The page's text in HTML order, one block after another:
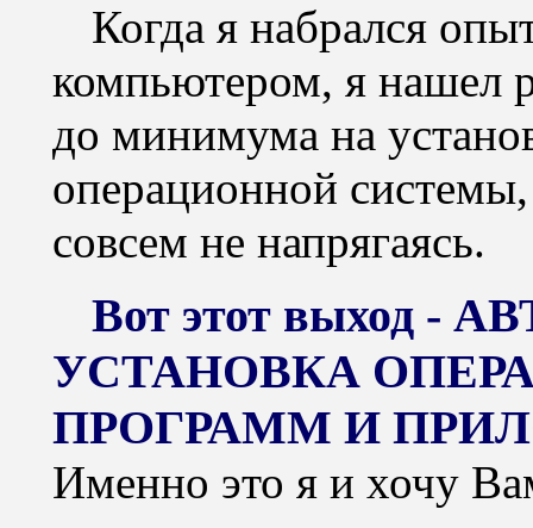
Когда я набрался
компьютером, я нашел
до минимума на
операционной
совсем не напрягаясь.
Вот этот выход -
УСТАНОВКА
ПРОГРАММ И
Именно это я и хочу